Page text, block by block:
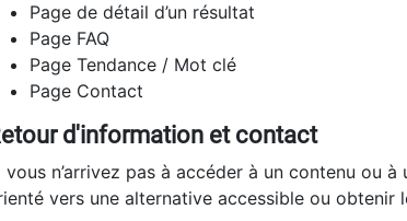
Page de détail d’un résultat
Page FAQ
Page Tendance / Mot clé
Page Contact
d'information et contact
vous n’arrivez pas à accéder à un contenu ou
vers une alternative accessible ou obtenir